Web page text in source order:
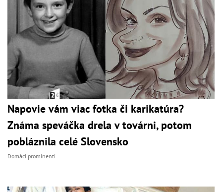
Napovie vám viac fotka či karikatúra?
Známa speváčka drela v továrni, potom
pobláznila celé Slovensko
Domáci prominenti